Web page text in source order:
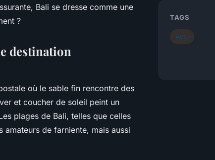
Bali se dresse comme une
?
destination
où le sable fin rencontre des
et coucher de soleil peint un
plages de Bali, telles que celles
de farniente, mais aussi
TAGS
Actu